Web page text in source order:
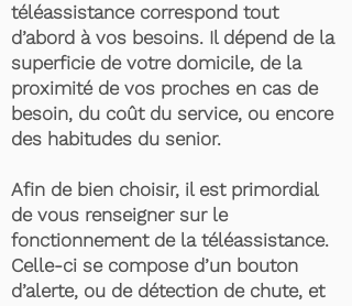
téléassistance correspond tout
d’abord à vos besoins. Il dépend de la
superficie de votre domicile, de la
proximité de vos proches en cas de
besoin, du coût du service, ou encore
des habitudes du senior.
Afin de bien choisir, il est primordial
de vous renseigner sur le
fonctionnement de la téléassistance.
Celle-ci se compose d’un bouton
d’alerte, ou de détection de chute, et